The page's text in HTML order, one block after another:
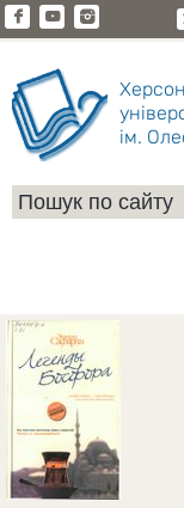
ім.